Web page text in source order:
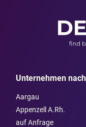
Unternehmen
Aargau
Appenzell A.Rh.
auf Anfrage